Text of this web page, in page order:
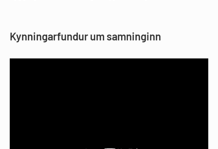
Kynningarfundur um samninginn